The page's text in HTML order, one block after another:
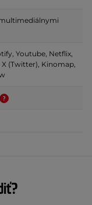
Youtube, Netflix,
(Twitter), Kinomap,